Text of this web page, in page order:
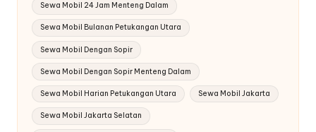
Sewa Mobil 24 Jam Menteng Dalam
Sewa Mobil Bulanan Petukangan Utara
Sewa Mobil Dengan Sopir
Sewa Mobil Dengan Sopir Menteng Dalam
Sewa Mobil Harian Petukangan Utara Sewa Mobil Jakarta
Sewa Mobil Jakarta Selatan